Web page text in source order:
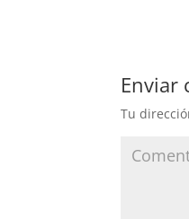
Enviar
Tu